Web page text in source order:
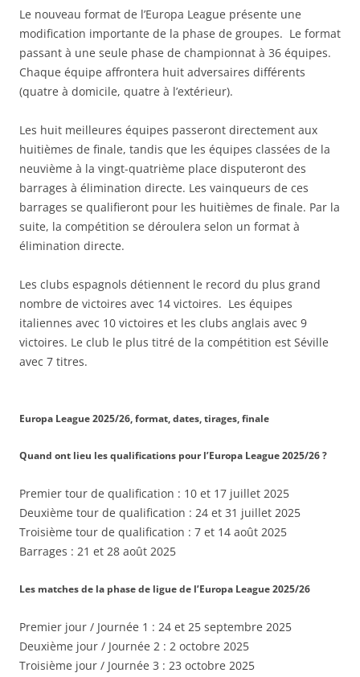
Le nouveau format de l’Europa League présente une
modification importante de la phase de groupes. Le format
passant à une seule phase de championnat à 36 équipes.
Chaque équipe affrontera huit adversaires différents
(quatre à domicile, quatre à l’extérieur).
Les huit meilleures équipes passeront directement aux
huitièmes de finale, tandis que les équipes classées de la
neuvième à la vingt-quatrième place disputeront des
barrages à élimination directe. Les vainqueurs de ces
barrages se qualifieront pour les huitièmes de finale. Par la
suite, la compétition se déroulera selon un format à
élimination directe.
Les clubs espagnols détiennent le record du plus grand
nombre de victoires avec 14 victoires. Les équipes
italiennes avec 10 victoires et les clubs anglais avec 9
victoires. Le club le plus titré de la compétition est Séville
avec 7 titres.
Europa League 2025/26, format, dates, tirages, finale
Quand ont lieu les qualifications pour l’Europa League 2025/26 ?
Premier tour de qualification : 10 et 17 juillet 2025
Deuxième tour de qualification : 24 et 31 juillet 2025
Troisième tour de qualification : 7 et 14 août 2025
Barrages : 21 et 28 août 2025
Les matches de la phase de ligue de l’Europa League 2025/26
Premier jour / Journée 1 : 24 et 25 septembre 2025
Deuxième jour / Journée 2 : 2 octobre 2025
Troisième jour / Journée 3 : 23 octobre 2025